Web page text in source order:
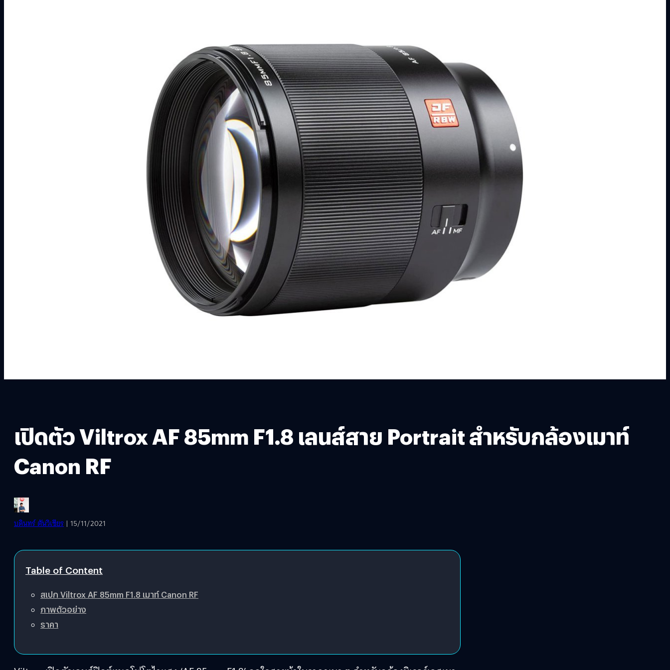
เปิดตัว Viltrox AF 85mm F1.8 เลนส์สาย Portrait สำหรับกล้องเมาท์
Canon RF
บดินทร์ ตันวิเชียร | 15/11/2021
Table of Content
สเปก Viltrox AF 85mm F1.8 เมาท์ Canon RF
ภาพตัวอย่าง
ราคา